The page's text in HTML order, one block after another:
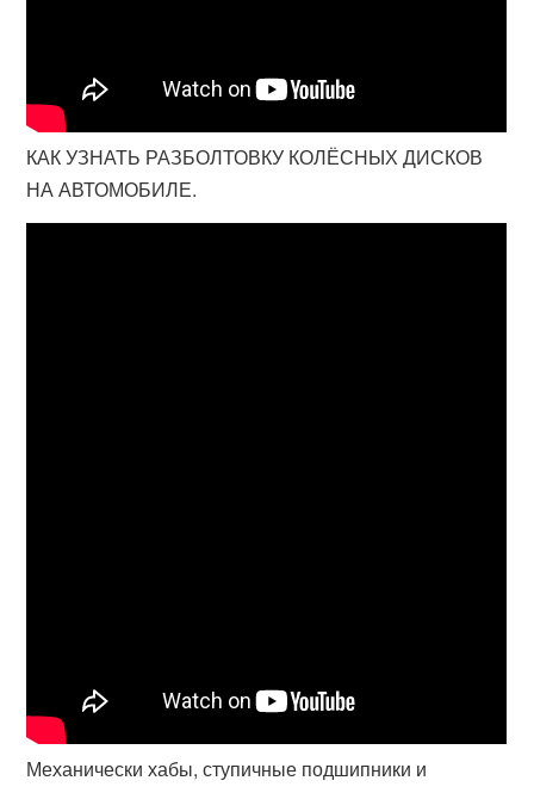
КАК УЗНАТЬ РАЗБОЛТОВКУ КОЛЁСНЫХ ДИСКОВ
НА АВТОМОБИЛЕ.
Механически хабы, ступичные подшипники и